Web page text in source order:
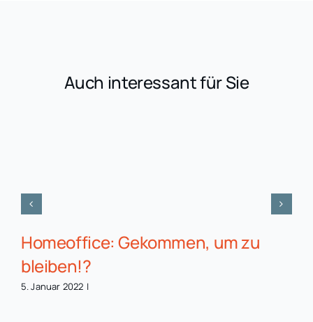
Auch interessant für Sie
Homeoffice: Gekommen, um zu
bleiben!?
5. Januar 2022 |